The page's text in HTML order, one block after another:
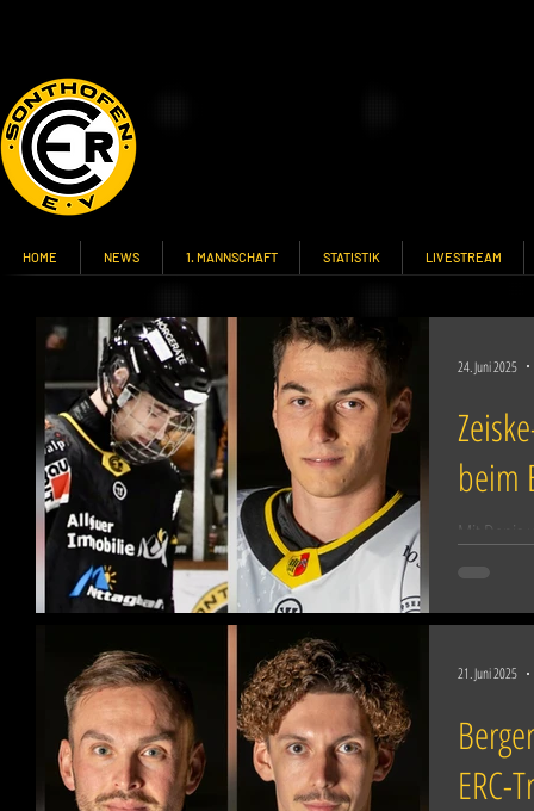
HOME NEWS 1. MANNSCHAFT STATISTIK LIVESTREAM
beim
Mit Denis
24. Juni 2025
ERC-
21. Juni 2025